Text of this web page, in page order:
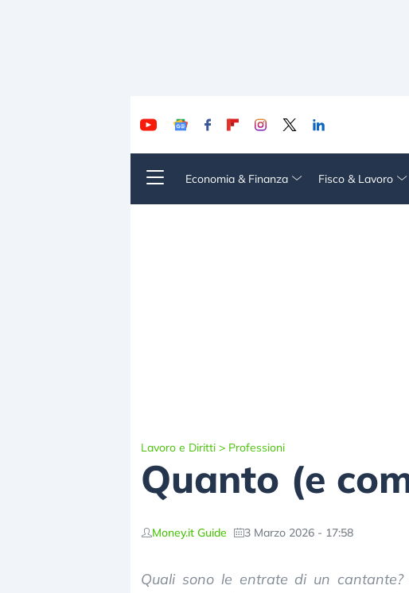
Economia & Finanza Fisco & Lavoro
Lavoro e Diritti > Professioni
Quanto (e
Money.it Guide 3 Marzo 2026 - 17:58
Quali sono le entrate di un